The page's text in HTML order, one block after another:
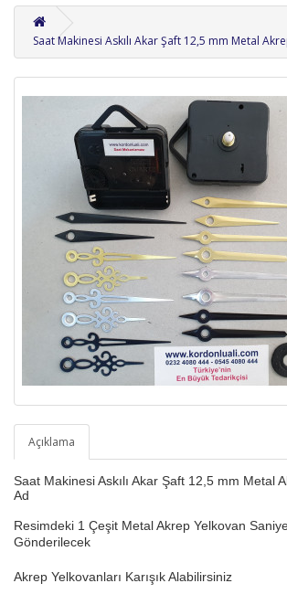
Saat Makinesi Askılı Akar Şaft 12,5 mm Metal
Açıklama
Saat Makinesi Askılı Akar Şaft 12,5 mm Metal
Ad
Resimdeki 1 Çeşit Metal Akrep Yelkovan
Gönderilecek
Akrep Yelkovanları Karışık Alabilirsiniz